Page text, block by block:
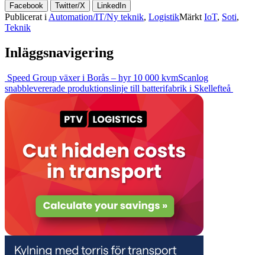
Facebook Twitter/X LinkedIn
Publicerat i Automation/IT/Ny teknik, LogistikMärkt IoT, Soti,
Teknik
Inläggsnavigering
Speed Group växer i Borås – hyr 10 000 kvmScanlog
snabblevererade produktionslinje till batterifabrik i Skellefteå